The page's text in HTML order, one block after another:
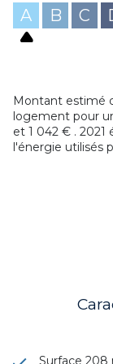
A B C
Montant estimé
logement pour
et 1 042 € .
l'énergie utilisés
Surface 208